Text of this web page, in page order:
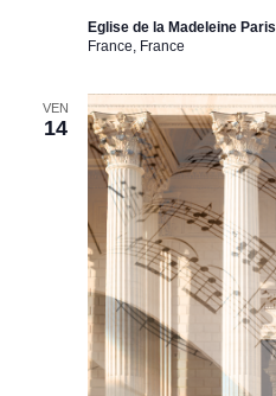
Eglise de la Madeleine Paris
France, France
VEN
14